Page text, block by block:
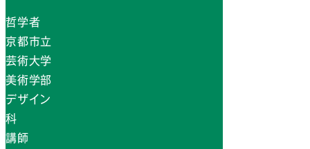
哲学者
京都市立
芸術大学
美術学部
デザイン
科
講師